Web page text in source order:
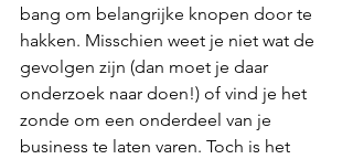
bang om belangrijke knopen door te
hakken. Misschien weet je niet wat de
gevolgen zijn (dan moet je daar
onderzoek naar doen!) of vind je het
zonde om een onderdeel van je
business te laten varen. Toch is het